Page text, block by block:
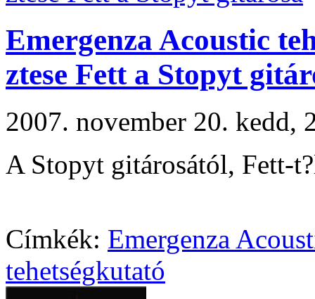
Emergenza Acoustic
ztese Fett a Stopyt
2007. november 20.
A Stopyt gitárosától, Fett-
Címkék: Emergenza
tehetségkutató